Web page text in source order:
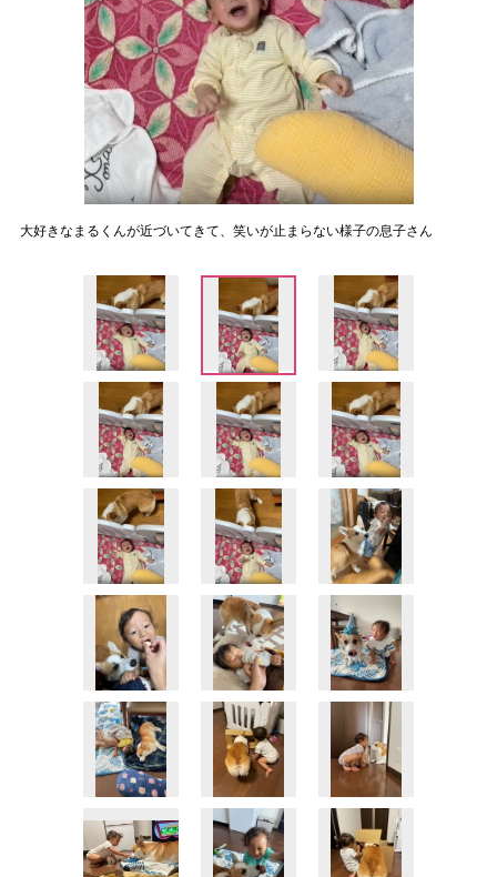
大好きなまるくんが近づいてきて、笑いが止まらない様子の息子さん